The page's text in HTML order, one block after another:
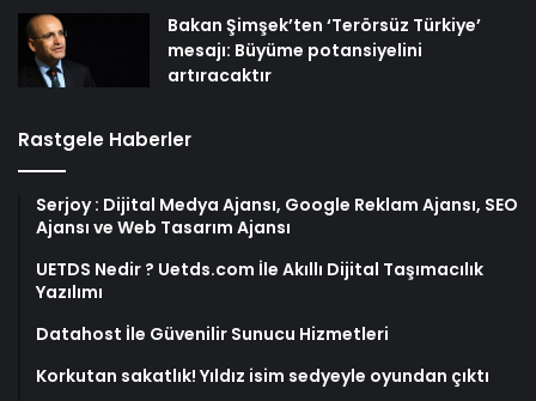
Bakan Şimşek’ten ‘Terörsüz Türkiye’
mesajı: Büyüme potansiyelini
artıracaktır
Rastgele Haberler
Serjoy : Dijital Medya Ajansı, Google Reklam Ajansı, SEO
Ajansı ve Web Tasarım Ajansı
UETDS Nedir ? Uetds.com İle Akıllı Dijital Taşımacılık
Yazılımı
Datahost İle Güvenilir Sunucu Hizmetleri
Korkutan sakatlık! Yıldız isim sedyeyle oyundan çıktı